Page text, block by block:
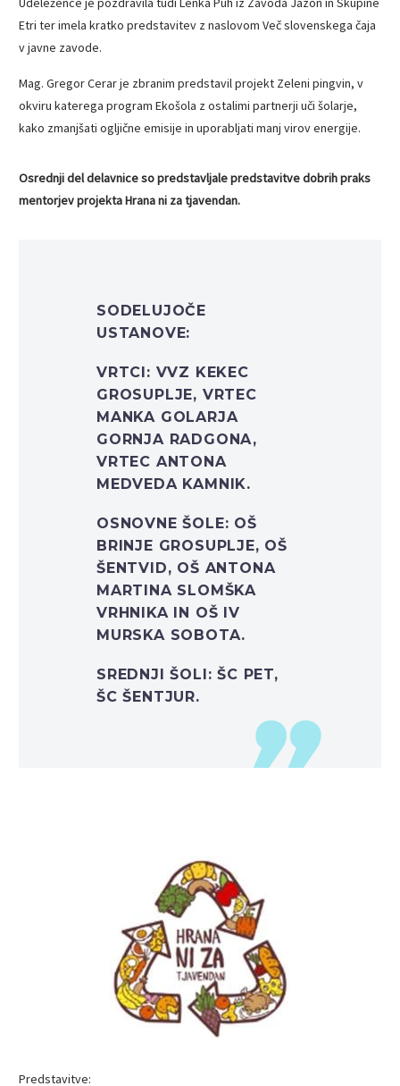
Etri ter imela kratko predstavitev z naslovom Več slovenskega čaja
v javne zavode.
Mag. Gregor Cerar je zbranim predstavil projekt Zeleni pingvin, v
okviru katerega program Ekošola z ostalimi partnerji uči šolarje,
kako zmanjšati ogljične emisije in uporabljati manj virov energije.
Osrednji del delavnice so predstavljale predstavitve dobrih praks
mentorjev projekta Hrana ni za tjavendan.
SODELUJOČE
USTANOVE:
VRTCI: VVZ KEKEC
GROSUPLJE, VRTEC
MANKA GOLARJA
GORNJA RADGONA,
VRTEC ANTONA
MEDVEDA KAMNIK.
OSNOVNE ŠOLE: OŠ
BRINJE GROSUPLJE, OŠ
ŠENTVID, OŠ ANTONA
MARTINA SLOMŠKA
VRHNIKA IN OŠ IV
MURSKA SOBOTA.
SREDNJI ŠOLI: ŠC PET,
ŠC ŠENTJUR.
Predstavitve: